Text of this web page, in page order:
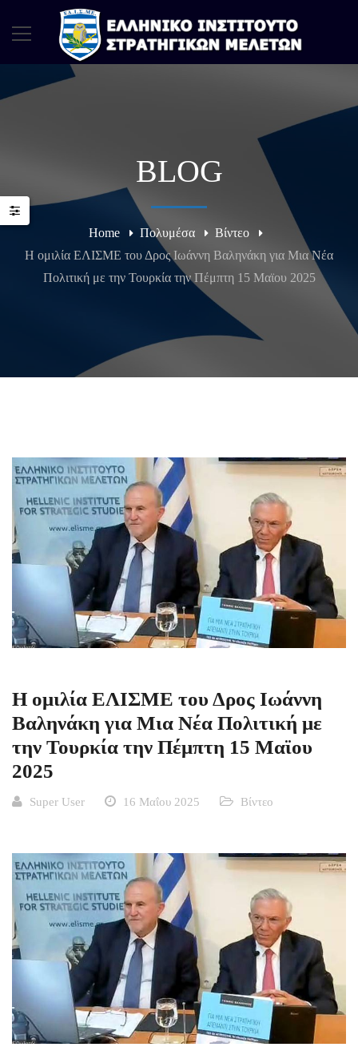
BLOG
Home Πολυμέσα
Βίντεο
H ομιλία ΕΛΙΣΜΕ του Δρος Ιωάννη Βαληνάκη για Μια Νέα
Πολιτική με την Τουρκία την Πέμπτη 15 Μαϊου 2025
H ομιλία ΕΛΙΣΜΕ του Δρος Ιωάννη
Βαληνάκη για Μια Νέα Πολιτική με
την Τουρκία την Πέμπτη 15 Μαϊου
2025
Super User 16 Μαΐου 2025 Βίντεο